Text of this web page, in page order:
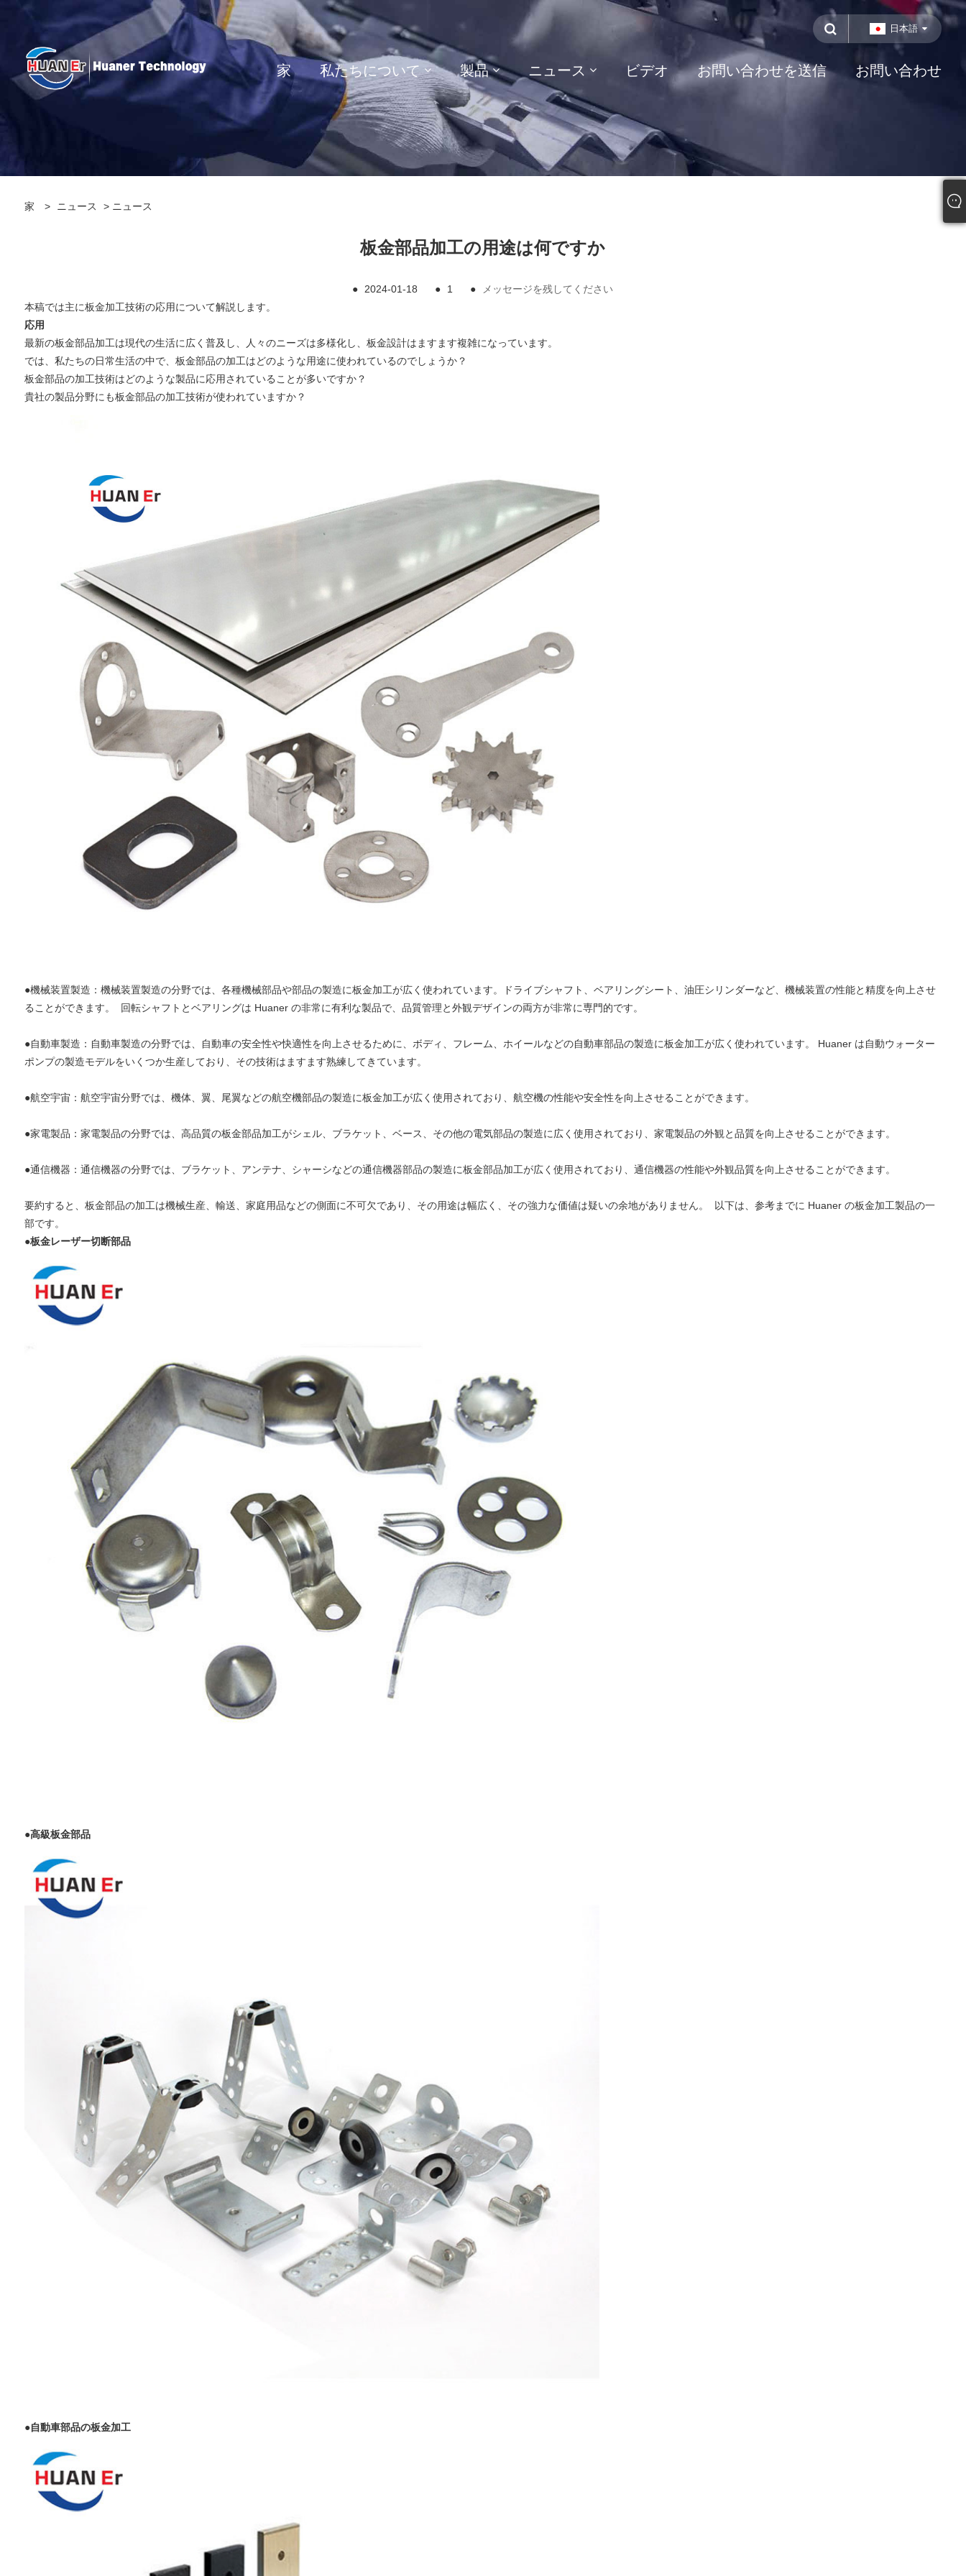
日本語
家 私たちについて 製品 ニュース ビデオ お問い合わせを送信 お問い合わせ
家 > ニュース > ニュース
板金部品加工の用途は何ですか
● 2024-01-18 ● 1 ●
メッセージを残してください
本稿では主に板金加工技術の応用について解説します。
応用
最新の板金部品加工は現代の生活に広く普及し、人々のニーズは多様化し、板金設計はますます複雑になっています。
では、私たちの日常生活の中で、板金部品の加工はどのような用途に使われているのでしょうか？
板金部品の加工技術はどのような製品に応用されていることが多いですか？
貴社の製品分野にも板金部品の加工技術が使われていますか？
●機械装置製造：機械装置製造の分野では、各種機械部品や部品の製造に板金加工が広く使われています。ドライブシャフト、ベアリングシート、油圧シリンダーなど、機械装置の性能と精度を向上させ
ることができます。 回転シャフトとベアリングは Huaner の非常に有利な製品で、品質管理と外観デザインの両方が非常に専門的です。
●自動車製造：自動車製造の分野では、自動車の安全性や快適性を向上させるために、ボディ、フレーム、ホイールなどの自動車部品の製造に板金加工が広く使われています。 Huaner は自動ウォーター
ポンプの製造モデルをいくつか生産しており、その技術はますます熟練してきています。
●航空宇宙：航空宇宙分野では、機体、翼、尾翼などの航空機部品の製造に板金加工が広く使用されており、航空機の性能や安全性を向上させることができます。
●家電製品：家電製品の分野では、高品質の板金部品加工がシェル、ブラケット、ベース、その他の電気部品の製造に広く使用されており、家電製品の外観と品質を向上させることができます。
●通信機器：通信機器の分野では、ブラケット、アンテナ、シャーシなどの通信機器部品の製造に板金部品加工が広く使用されており、通信機器の性能や外観品質を向上させることができます。
要約すると、板金部品の加工は機械生産、輸送、家庭用品などの側面に不可欠であり、その用途は幅広く、その強力な価値は疑いの余地がありません。 以下は、参考までに Huaner の板金加工製品の一
部です。
●板金レーザー切断部品
●高級板金部品
●自動車部品の板金加工